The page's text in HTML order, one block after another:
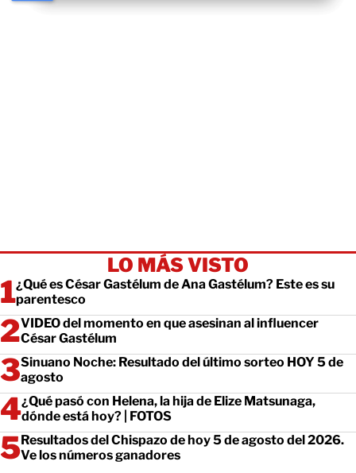
LO MÁS VISTO
¿Qué es César Gastélum de Ana Gastélum? Este es su
parentesco
VIDEO del momento en que asesinan al influencer
César Gastélum
Sinuano Noche: Resultado del último sorteo HOY 5 de
agosto
¿Qué pasó con Helena, la hija de Elize Matsunaga,
dónde está hoy? | FOTOS
Resultados del Chispazo de hoy 5 de agosto del 2026.
Ve los números ganadores